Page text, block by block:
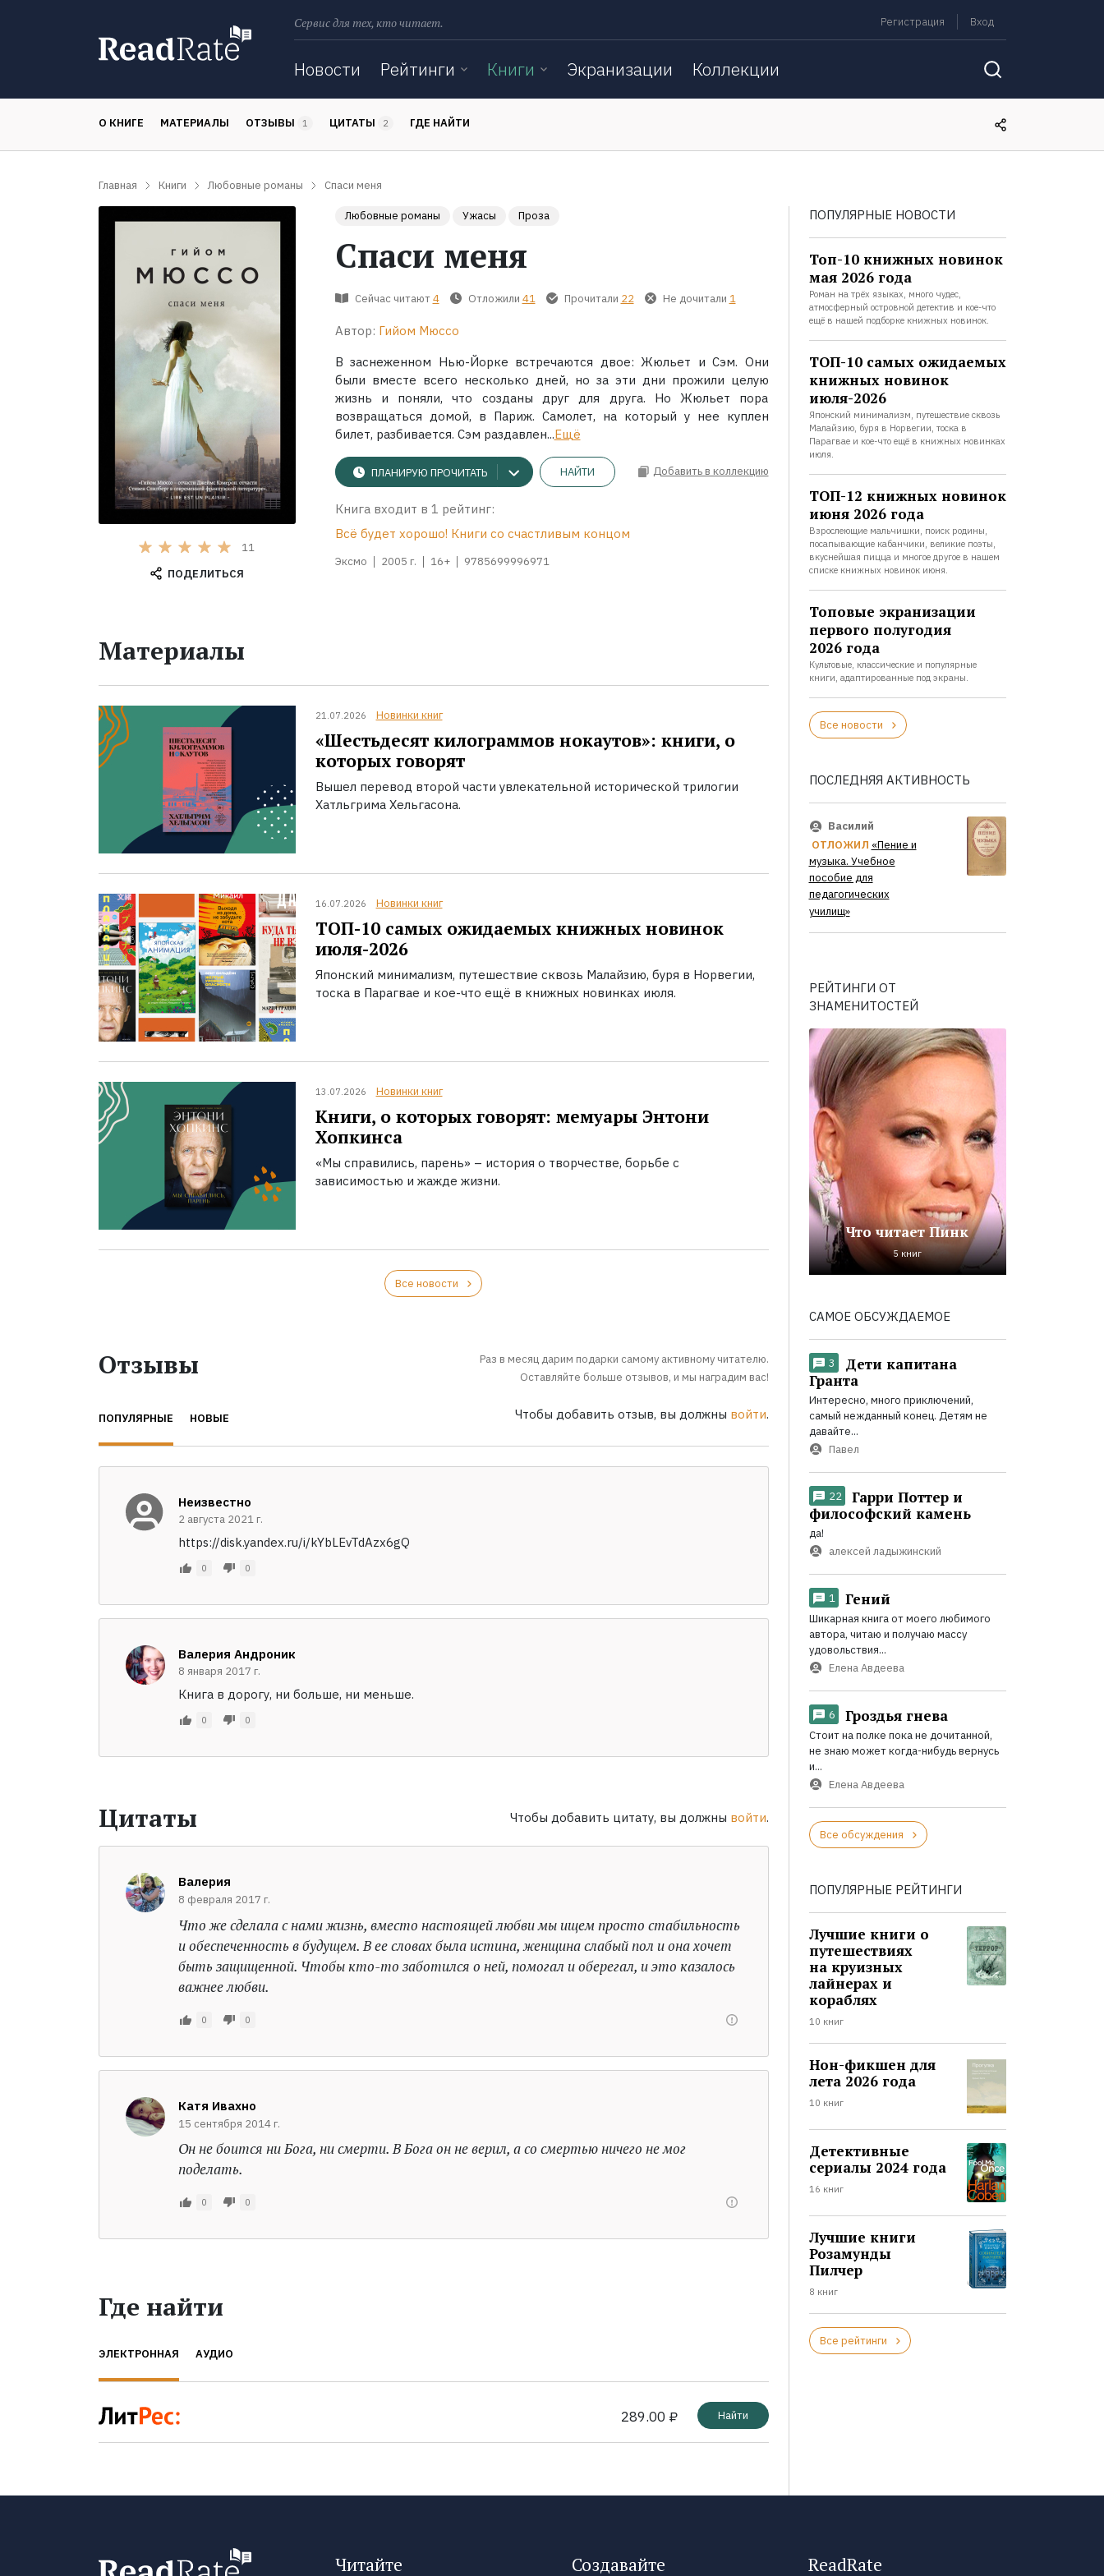
Сервис для тех, кто читает. Регистрация Вход
Новости Рейтинги Книги Экранизации Коллекции
О КНИГЕ МАТЕРИАЛЫ ОТЗЫВЫ 1 ЦИТАТЫ 2 ГДЕ НАЙТИ
Главная Книги Любовные романы Спаси меня
11
ПОДЕЛИТЬСЯ
Любовные романы Ужасы Проза
Спаси меня
Сейчас читают 4 Отложили 41 Прочитали 22 Не дочитали 1
Автор: Гийом Мюссо
В заснеженном Нью-Йорке встречаются двое: Жюльет и Сэм. Они
были вместе всего несколько дней, но за эти дни прожили целую
жизнь и поняли, что созданы друг для друга. Но Жюльет пора
возвращаться домой, в Париж. Самолет, на который у нее куплен
билет, разбивается. Сэм раздавлен...Ещё
ПЛАНИРУЮ ПРОЧИТАТЬ НАЙТИ Добавить в коллекцию
Книга входит в 1 рейтинг:
Всё будет хорошо! Книги со счастливым концом
Эксмо 2005 г. 16+ 9785699996971
Материалы
21.07.2026 Новинки книг
«Шестьдесят килограммов нокаутов»: книги, о
которых говорят
Вышел перевод второй части увлекательной исторической трилогии
Хатльгрима Хельгасона.
16.07.2026 Новинки книг
ТОП-10 самых ожидаемых книжных новинок
июля-2026
Японский минимализм, путешествие сквозь Малайзию, буря в Норвегии,
тоска в Парагвае и кое-что ещё в книжных новинках июля.
13.07.2026 Новинки книг
Книги, о которых говорят: мемуары Энтони
Хопкинса
«Мы справились, парень» – история о творчестве, борьбе с
зависимостью и жажде жизни.
Все новости
Отзывы
Раз в месяц дарим подарки самому активному читателю.
Оставляйте больше отзывов, и мы наградим вас!
Чтобы добавить отзыв, вы должны войти.
ПОПУЛЯРНЫЕ НОВЫЕ
Неизвестно
2 августа 2021 г.
https://disk.yandex.ru/i/kYbLEvTdAzx6gQ
0 0
Валерия Андроник
8 января 2017 г.
Книга в дорогу, ни больше, ни меньше.
0 0
Цитаты Чтобы добавить цитату, вы должны войти.
Валерия
8 февраля 2017 г.
Что же сделала с нами жизнь, вместо настоящей любви мы ищем просто стабильность
и обеспеченность в будущем. В ее словах была истина, женщина слабый пол и она хочет
быть защищенной. Чтобы кто-то заботился о ней, помогал и оберегал, и это казалось
важнее любви.
0 0
Катя Ивахно
15 сентября 2014 г.
Он не боится ни Бога, ни смерти. В Бога он не верил, а со смертью ничего не мог
поделать.
0 0
Где найти
ЭЛЕКТРОННАЯ АУДИО
289.00 ₽ Найти
ПОПУЛЯРНЫЕ НОВОСТИ
Топ-10 книжных новинок
мая 2026 года
Роман на трёх языках, много чудес,
атмосферный островной детектив и кое-что
ещё в нашей подборке книжных новинок.
ТОП-10 самых ожидаемых
книжных новинок
июля-2026
Японский минимализм, путешествие сквозь
Малайзию, буря в Норвегии, тоска в
Парагвае и кое-что ещё в книжных новинках
июля.
ТОП-12 книжных новинок
июня 2026 года
Взрослеющие мальчишки, поиск родины,
посапывающие кабанчики, великие поэты,
вкуснейшая пицца и многое другое в нашем
списке книжных новинок июня.
Топовые экранизации
первого полугодия
2026 года
Культовые, классические и популярные
книги, адаптированные под экраны.
Все новости
ПОСЛЕДНЯЯ АКТИВНОСТЬ
Василий
ОТЛОЖИЛ «Пение и
музыка. Учебное
пособие для
педагогических
училищ»
РЕЙТИНГИ ОТ
ЗНАМЕНИТОСТЕЙ
Что читает Пинк
5 книг
САМОЕ ОБСУЖДАЕМОЕ
3
Дети капитана
Гранта
Интересно, много приключений,
самый нежданный конец. Детям не
давайте...
Павел
22
Гарри Поттер и
философский камень
да!
алексей ладыжинский
1 Гений
Шикарная книга от моего любимого
автора, читаю и получаю массу
удовольствия...
Елена Авдеева
6 Гроздья гнева
Стоит на полке пока не дочитанной,
не знаю может когда-нибудь вернусь
и...
Елена Авдеева
Все обсуждения
ПОПУЛЯРНЫЕ РЕЙТИНГИ
Лучшие книги о
путешествиях
на круизных
лайнерах и
кораблях
10 книг
Нон-фикшен для
лета 2026 года
10 книг
Детективные
сериалы 2024 года
16 книг
Лучшие книги
Розамунды
Пилчер
8 книг
Все рейтинги
Читайте Создавайте ReadRate